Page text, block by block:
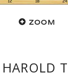
ZOOM
HAROLD